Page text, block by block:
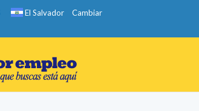
El Salvador
Cambiar